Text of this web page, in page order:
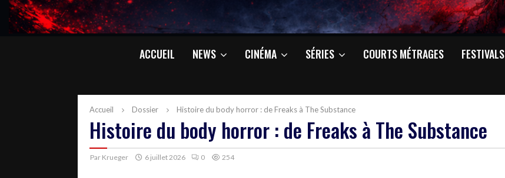
ACCUEIL NEWS CINÉMA SÉRIES COURTS MÉTRAGES FESTIVALS
Accueil Dossier Histoire du body horror : de Freaks à The Substance
Histoire du body horror : de Freaks à The Substance
Par Krueger 6 juillet 2026 0 254